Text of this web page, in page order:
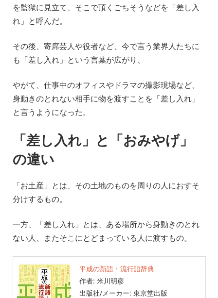
を監獄に見立て、そこで頂くごちそうなどを「差し入
れ」と呼んだ。
その後、寄席芸人や役者など、今で言う業界人たちに
も「差し入れ」という言葉が広がり、
やがて、仕事中のオフィスやドラマの撮影現場など、
身動きのとれない相手に物を渡すことを「差し入れ」
と言うようになった。
「差し入れ」と「おみやげ」
の違い
「お土産」とは、その土地のものを周りの人におすそ
分けするもの。
一方、「差し入れ」とは、ある場所から身動きのとれ
ない人、またそこにとどまっている人に渡すもの。
平成の新語・流行語辞典
作者: 米川明彦
出版社/メーカー: 東京堂出版